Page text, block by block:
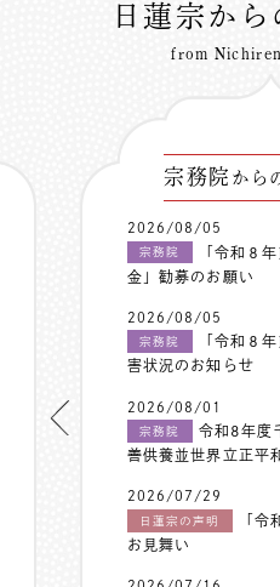
日蓮宗か
from
宗務院 から
2026/08/05
宗務院
「令和８
金」勧募のお願い
2026/08/05
宗務院
「令和８
害状況のお知らせ
2026/08/01
宗務院
令和8年度
善供養並世界立正平
2026/07/29
日蓮宗の声明
「令
お見舞い